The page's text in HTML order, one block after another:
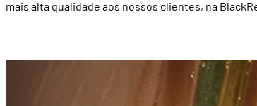
mais alta qualidade aos nossos clientes, na